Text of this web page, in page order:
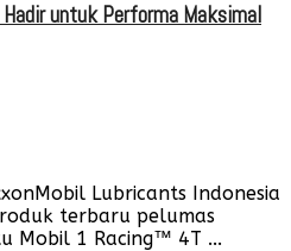
untuk Performa Maksimal
Lubricants Indonesia
terbaru pelumas
Mobil 1 Racing™ 4T ...